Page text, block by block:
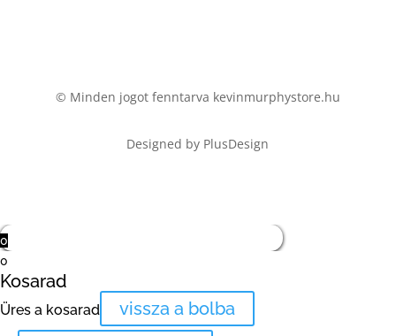
© Minden jogot fenntarva kevinmurphystore.hu
Designed by PlusDesign
0
0
Kosarad
Üres a kosarad
vissza a bolba